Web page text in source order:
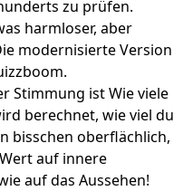
zu prüfen.
harmloser, aber
modernisierte Version
Stimmung istWie viele
berechnet, wie viel du
bisschen oberflächlich,
auf innere
auf das Aussehen!